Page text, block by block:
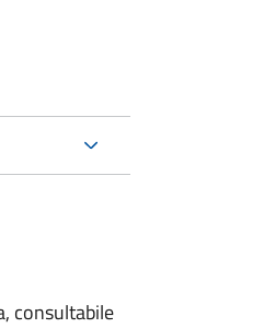
consultabile